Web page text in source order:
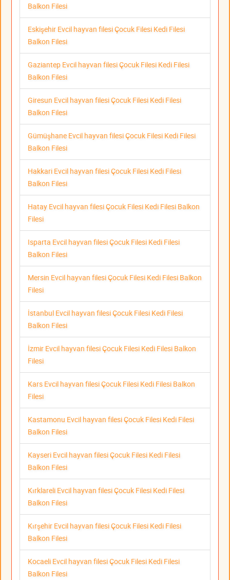
Balkon Filesi
Eskişehir Evcil hayvan filesi Çocuk Filesi Kedi Filesi
Balkon Filesi
Gaziantep Evcil hayvan filesi Çocuk Filesi Kedi Filesi
Balkon Filesi
Giresun Evcil hayvan filesi Çocuk Filesi Kedi Filesi
Balkon Filesi
Gümüşhane Evcil hayvan filesi Çocuk Filesi Kedi Filesi
Balkon Filesi
Hakkari Evcil hayvan filesi Çocuk Filesi Kedi Filesi
Balkon Filesi
Hatay Evcil hayvan filesi Çocuk Filesi Kedi Filesi Balkon
Filesi
Isparta Evcil hayvan filesi Çocuk Filesi Kedi Filesi
Balkon Filesi
Mersin Evcil hayvan filesi Çocuk Filesi Kedi Filesi Balkon
Filesi
İstanbul Evcil hayvan filesi Çocuk Filesi Kedi Filesi
Balkon Filesi
İzmir Evcil hayvan filesi Çocuk Filesi Kedi Filesi Balkon
Filesi
Kars Evcil hayvan filesi Çocuk Filesi Kedi Filesi Balkon
Filesi
Kastamonu Evcil hayvan filesi Çocuk Filesi Kedi Filesi
Balkon Filesi
Kayseri Evcil hayvan filesi Çocuk Filesi Kedi Filesi
Balkon Filesi
Kırklareli Evcil hayvan filesi Çocuk Filesi Kedi Filesi
Balkon Filesi
Kırşehir Evcil hayvan filesi Çocuk Filesi Kedi Filesi
Balkon Filesi
Kocaeli Evcil hayvan filesi Çocuk Filesi Kedi Filesi
Balkon Filesi